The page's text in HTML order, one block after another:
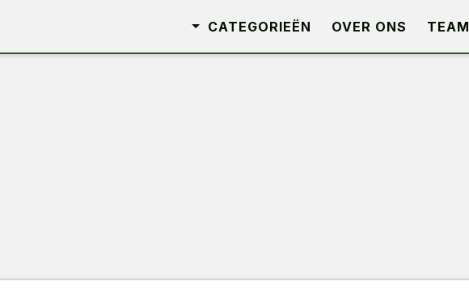
CATEGORIEËN OVER ONS TEAM